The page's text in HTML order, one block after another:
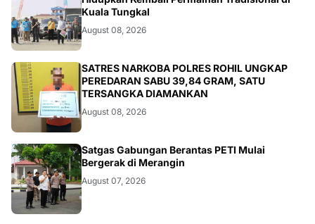
August 08, 2026
BERITA
SATRES NARKOBA POLRES ROHIL UNGKAP
PEREDARAN SABU 39,84 GRAM, SATU
TERSANGKA DIAMANKAN
August 08, 2026
BANGKO
Satgas Gabungan Berantas PETI Mulai
Bergerak di Merangin
August 07, 2026